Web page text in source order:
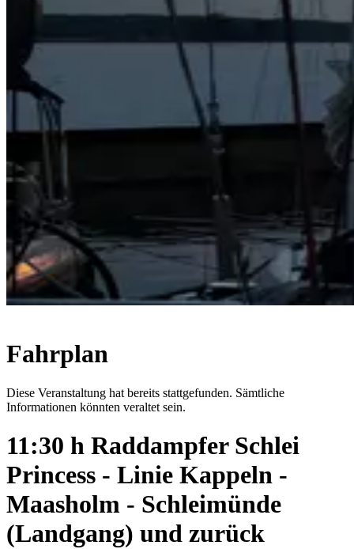
Fahrplan
Diese Veranstaltung hat bereits stattgefunden. Sämtliche
Informationen könnten veraltet sein.
11:30 h Raddampfer Schlei
Princess - Linie Kappeln -
Maasholm - Schleimünde
(Landgang) und zurück